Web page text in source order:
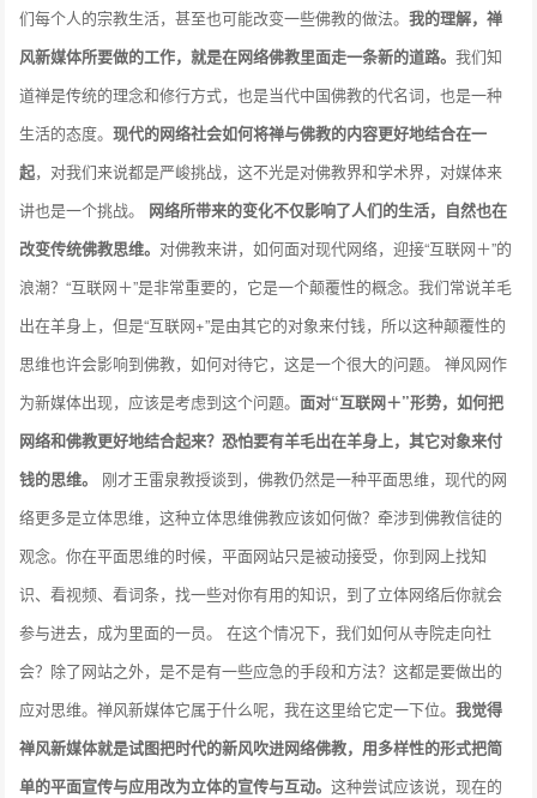
们每个人的宗教生活，甚至也可能改变一些佛教的做法。我的理解，禅
风新媒体所要做的工作，就是在网络佛教里面走一条新的道路。我们知
道禅是传统的理念和修行方式，也是当代中国佛教的代名词，也是一种
生活的态度。现代的网络社会如何将禅与佛教的内容更好地结合在一
起，对我们来说都是严峻挑战，这不光是对佛教界和学术界，对媒体来
讲也是一个挑战。 网络所带来的变化不仅影响了人们的生活，自然也在
改变传统佛教思维。 对佛教来讲，如何面对现代网络，迎接“互联网＋”的
浪潮？“互联网＋”是非常重要的，它是一个颠覆性的概念。我们常说羊毛
出在羊身上，但是“互联网+”是由其它的对象来付钱，所以这种颠覆性的
思维也许会影响到佛教，如何对待它，这是一个很大的问题。 禅风网作
为新媒体出现，应该是考虑到这个问题。面对“互联网＋”形势，如何把
网络和佛教更好地结合起来？恐怕要有羊毛出在羊身上，其它对象来付
钱的思维。
刚才王雷泉教授谈到，佛教仍然是一种平面思维，现代的网
络更多是立体思维，这种立体思维佛教应该如何做？牵涉到佛教信徒的
观念。你在平面思维的时候，平面网站只是被动接受，你到网上找知
识、看视频、看词条，找一些对你有用的知识，到了立体网络后你就会
参与进去，成为里面的一员。 在这个情况下，我们如何从寺院走向社
会？除了网站之外，是不是有一些应急的手段和方法？这都是要做出的
应对思维。禅风新媒体它属于什么呢，我在这里给它定一下位。我觉得
禅风新媒体就是试图把时代的新风吹进网络佛教，用多样性的形式把简
单的平面宣传与应用改为立体的宣传与互动。这种尝试应该说，现在的